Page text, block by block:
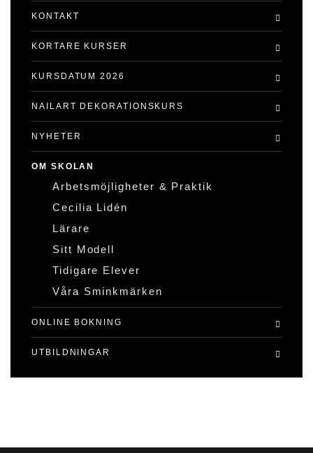
KONTAKT
KORTARE KURSER
KURSDATUM 2026
NAILART DEKORATIONSKURS
NYHETER
OM SKOLAN
Arbetsmöjligheter & Praktik
Cecilia Lidén
Lärare
Sitt Modell
Tidigare Elever
Våra Sminkmärken
ONLINE BOKNING
UTBILDNINGAR